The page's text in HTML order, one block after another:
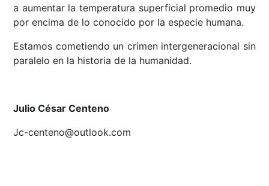
a aumentar la temperatura superficial promedio muy
por encima de lo conocido por la especie humana.
Estamos cometiendo un crimen intergeneracional sin
paralelo en la historia de la humanidad.
Julio César Centeno
Jc-centeno@outlook.com